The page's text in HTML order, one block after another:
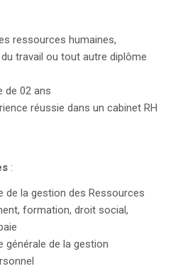
ressources humaines,
travail ou tout autre diplôme
de 02 ans
réussie dans un cabinet RH
:
de la gestion des Ressources
formation, droit social,
générale de la gestion